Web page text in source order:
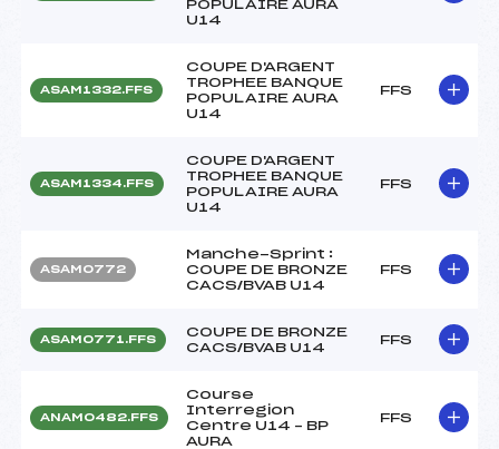
POPULAIRE AURA
U14
ASAM1332.FFS
COUPE D'ARGENT
TROPHEE BANQUE
POPULAIRE AURA
U14
FFS
ASAM1334.FFS
COUPE D'ARGENT
TROPHEE BANQUE
POPULAIRE AURA
U14
FFS
ASAM0772
Manche-Sprint :
COUPE DE BRONZE
CACS/BVAB U14
FFS
ASAM0771.FFS
COUPE DE BRONZE
CACS/BVAB U14
FFS
ANAM0482.FFS
Course
Interregion
Centre U14 – BP
AURA
FFS